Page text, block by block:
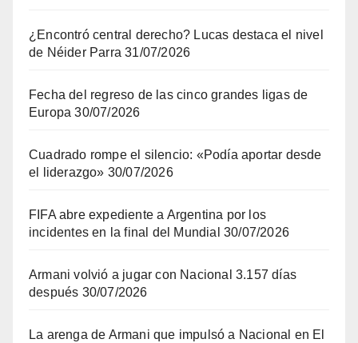
¿Encontró central derecho? Lucas destaca el nivel
de Néider Parra 31/07/2026
Fecha del regreso de las cinco grandes ligas de
Europa 30/07/2026
Cuadrado rompe el silencio: «Podía aportar desde
el liderazgo» 30/07/2026
FIFA abre expediente a Argentina por los
incidentes en la final del Mundial 30/07/2026
Armani volvió a jugar con Nacional 3.157 días
después 30/07/2026
La arenga de Armani que impulsó a Nacional en El